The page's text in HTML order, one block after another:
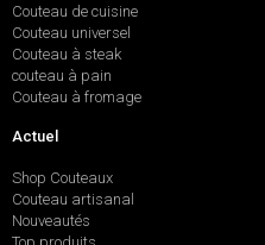
Couteau de cuisine
Couteau universel
Couteau à steak
couteau à pain
Couteau à fromage
Actuel
Shop Couteaux
Couteau artisanal
Nouveautés